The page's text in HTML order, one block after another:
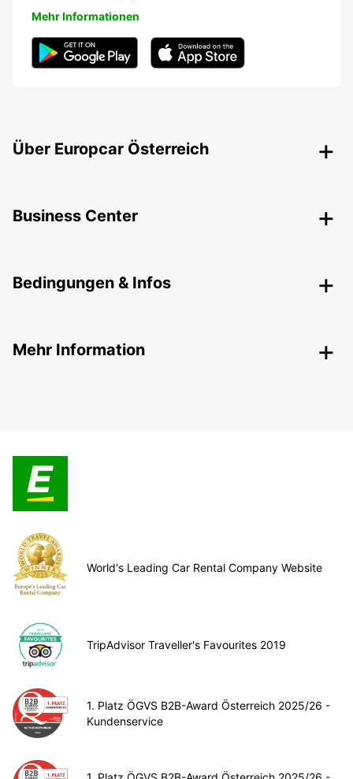
Mehr Informationen
Über Europcar Österreich
Business Center
Bedingungen & Infos
Mehr Information
World's Leading Car Rental Company Website
TripAdvisor Traveller's Favourites 2019
1. Platz ÖGVS B2B-Award Österreich 2025/26 -
Kundenservice